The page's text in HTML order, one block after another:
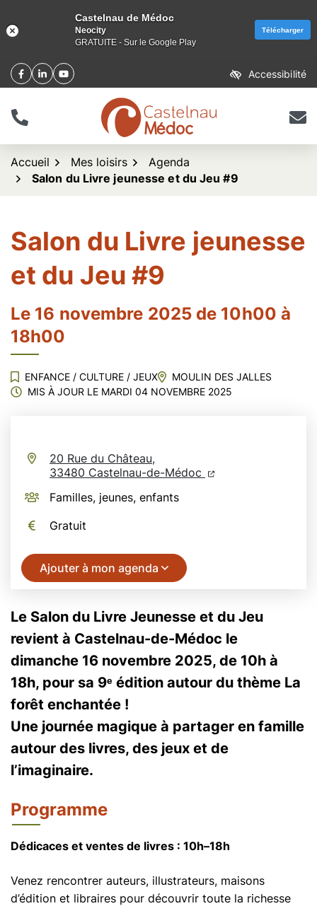
Aller
au
Facebook
(ouverture dans un nouvel onglet)
Linkedin
(ouverture dans un nouvel onglet)
YouTube
(ouverture dans un nouvel onglet) Accessibilité
Tél. logo Castelnau de
Accueil Mes loisirs
Agenda
Salon du Livre jeunesse et du Jeu #9
Salon du Livre jeunesse
et du Jeu #9
Le 16 novembre 2025 de 10h00 à
18h00
ENFANCE / CULTURE / JEUX
MOULIN DES JALLES
MIS À JOUR LE MARDI 04 NOVEMBRE 2025
20 Rue du Château,
33480 Castelnau-de-Médoc (ouverture dans un
(ouverture dans
Familles, jeunes, enfants
Gratuit
Ajouter à mon agenda
Le Salon du Livre Jeunesse et du Jeu
revient à Castelnau-de-Médoc le
dimanche 16 novembre 2025, de 10h à
18h, pour sa 9ᵉ édition autour du thème La
forêt enchantée !
Une journée magique à partager en famille
autour des livres, des jeux et de
l’imaginaire.
Programme
Dédicaces et ventes de livres : 10h–18h
Venez rencontrer auteurs, illustrateurs, maisons
d’édition et libraires pour découvrir toute la richesse
Castelnau de Médoc
Neocity
GRATUITE - Sur le Google Play
Télécharger